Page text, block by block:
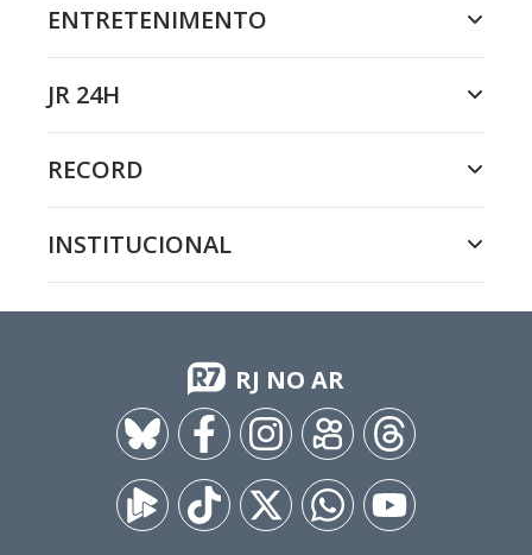
ENTRETENIMENTO
JR 24H
RECORD
INSTITUCIONAL
RJ NO AR